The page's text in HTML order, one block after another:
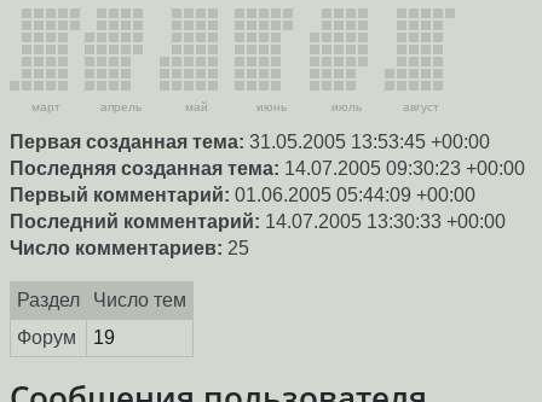
март апрель май июнь июль август
Первая созданная тема: 31.05.2005 13:53:45 +00:00
Последняя созданная тема: 14.07.2005 09:30:23 +00:00
Первый комментарий: 01.06.2005 05:44:09 +00:00
Последний комментарий: 14.07.2005 13:30:33 +00:00
Число комментариев: 25
Раздел
Число тем
Форум
19